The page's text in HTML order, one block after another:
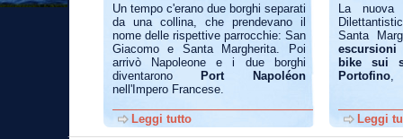
Un tempo c'erano due borghi separati
da una collina, che prendevano il
nome delle rispettive parrocchie: San
Giacomo e Santa Margherita. Poi
arrivò Napoleone e i due borghi
diventarono
Port Napoléon
nell'Impero Francese.
Leggi tutto
La nuova
Santa
bike sui
Portofino,
Leggi